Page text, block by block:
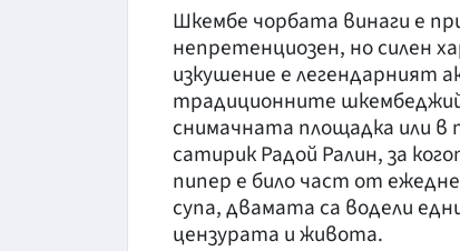
Шкембе чорбата винаги е
непретенциозен, но силен
изкушение е легендарният
традиционните
снимачната площадка или
сатирик Радой Ралин, за
пипер е било част от
супа, двамата са водели
цензурата и живота.